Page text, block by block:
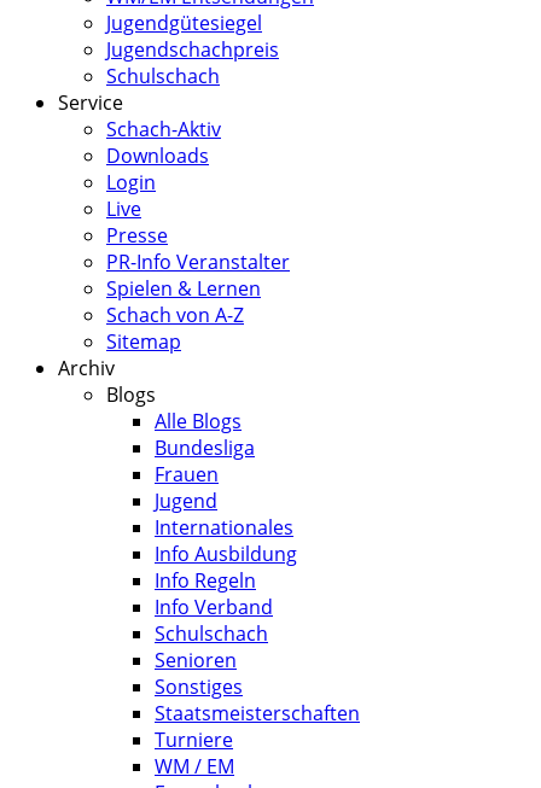
Jugendgütesiegel
Jugendschachpreis
Schulschach
Service
Schach-Aktiv
Downloads
Login
Live
Presse
PR-Info Veranstalter
Spielen & Lernen
Schach von A-Z
Sitemap
Archiv
Blogs
Alle Blogs
Bundesliga
Frauen
Jugend
Internationales
Info Ausbildung
Info Regeln
Info Verband
Schulschach
Senioren
Sonstiges
Staatsmeisterschaften
Turniere
WM / EM